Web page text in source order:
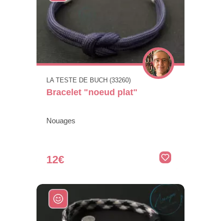
LA TESTE DE BUCH (33260)
Bracelet "noeud plat"
Nouages
12€